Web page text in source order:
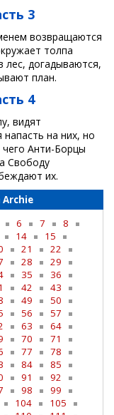
3
возвращаются
толпа
лес, догадываются,
план.
4
видят
на них, но
чего Анти-Борцы
Свободу
их.
6 7
8
14
15
21
22
28
29
35
36
42
43
49
50
56
57
63
64
70
71
77
78
84
85
91
92
98
99
104
105